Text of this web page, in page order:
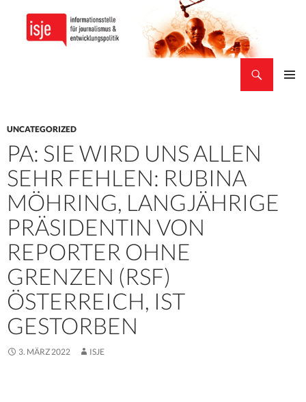
UNCATEGORIZED
PA: SIE WIRD UNS ALLEN
SEHR FEHLEN: RUBINA
MÖHRING, LANGJÄHRIGE
PRÄSIDENTIN VON
REPORTER OHNE
GRENZEN (RSF)
ÖSTERREICH, IST
GESTORBEN
3. MÄRZ 2022 ISJE